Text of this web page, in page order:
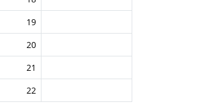
19
20
21
22